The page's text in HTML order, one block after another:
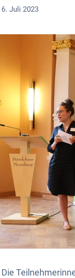
6. Juli 2023
Die